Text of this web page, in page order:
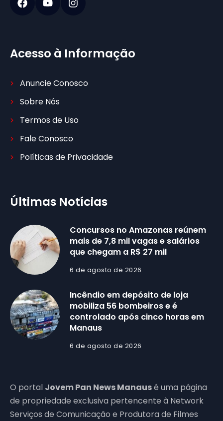
Acesso à Informação
Anuncie Conosco
Sobre Nós
Termos de Uso
Fale Conosco
Políticas de Privacidade
Últimas Notícias
Concursos no Amazonas reúnem
mais de 7,8 mil vagas e salários
que chegam a R$ 27 mil
6 de agosto de 2026
Incêndio em depósito de loja
mobiliza 56 bombeiros e é
controlado após cinco horas em
Manaus
6 de agosto de 2026
O portal Jovem Pan News Manausé uma página
de propriedade exclusiva pertencente à Network
Serviços de Comunicação e Produtora de Filmes